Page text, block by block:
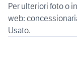
Per ulteriori foto o
web:
Usato.